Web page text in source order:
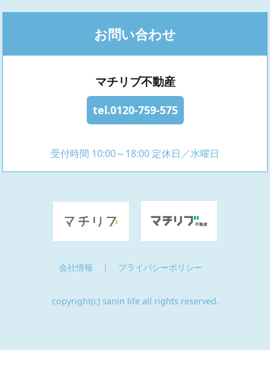
お問い合わせ
マチリブ不動産
tel.0120-759-575
受付時間 10:00～18:00 定休日／水曜日
会社情報 ｜ プライバシーポリシー
copyright(c) sanin life all rights reserved.